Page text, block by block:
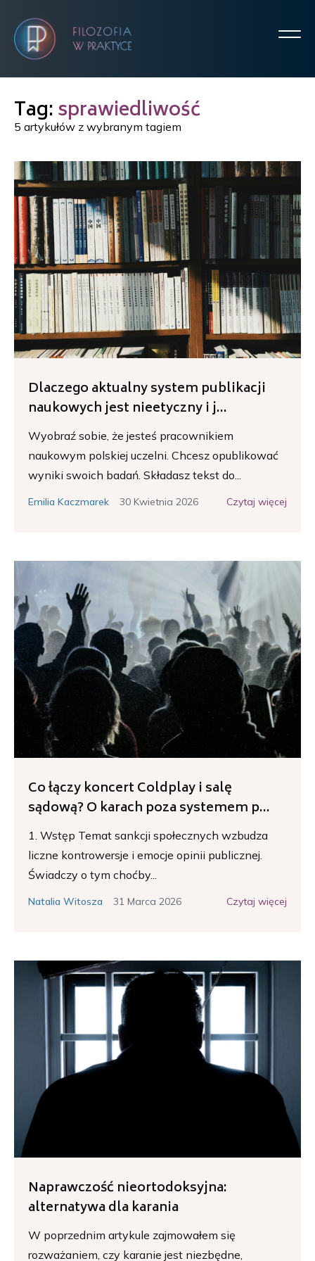
Tag:sprawiedliwość
5 artykułów z wybranym tagiem
Dlaczego aktualny system publikacji
naukowych jest nieetyczny i j...
Wyobraź sobie, że jesteś pracownikiem
naukowym polskiej uczelni. Chcesz opublikować
wyniki swoich badań. Składasz tekst do...
Emilia Kaczmarek 30 Kwietnia 2026 Czytaj więcej
Co łączy koncert Coldplay i salę
sądową? O karach poza systemem p...
1. Wstęp Temat sankcji społecznych wzbudza
liczne kontrowersje i emocje opinii publicznej.
Świadczy o tym choćby...
Natalia Witosza 31 Marca 2026 Czytaj więcej
Naprawczość nieortodoksyjna:
alternatywa dla karania
W poprzednim artykule zajmowałem się
rozważaniem, czy karanie jest niezbędne,